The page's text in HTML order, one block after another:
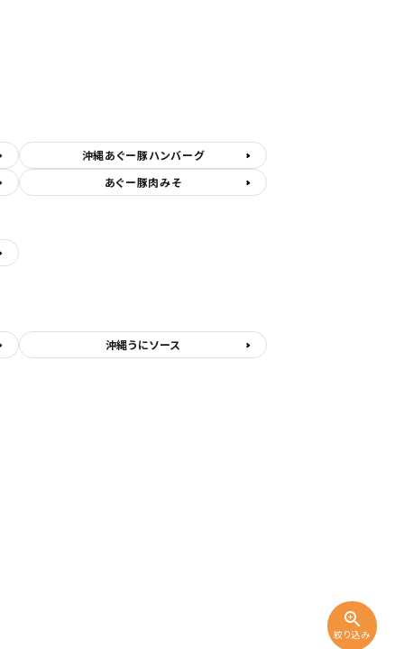
zoom_in
絞り込み
沖縄あぐー豚ハンバーグ
あぐー豚肉みそ
沖縄うにソース